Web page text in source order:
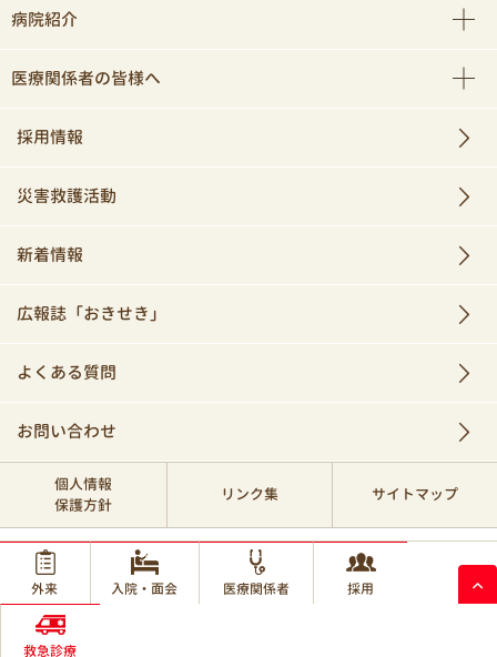
病院紹介
医療関係者の皆様へ
採用情報
災害救護活動
新着情報
広報誌「おきせき」
よくある質問
お問い合わせ
個人情報
保護方針
リンク集 サイトマップ
© 2017 Okinawa Red Cross Hospital.
外来
入院・面会 医療関係者 採用
救急診療